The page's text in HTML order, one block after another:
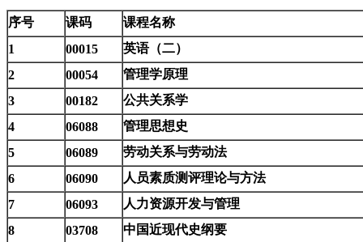
序号 课码
课程名称
1
00015
英语（二）
2
00054
管理学原理
3
00182
公共关系学
4
06088
管理思想史
5
06089
劳动关系与劳动法
6
06090
人员素质测评理论与方法
7
06093
人力资源开发与管理
8
03708
中国近现代史纲要